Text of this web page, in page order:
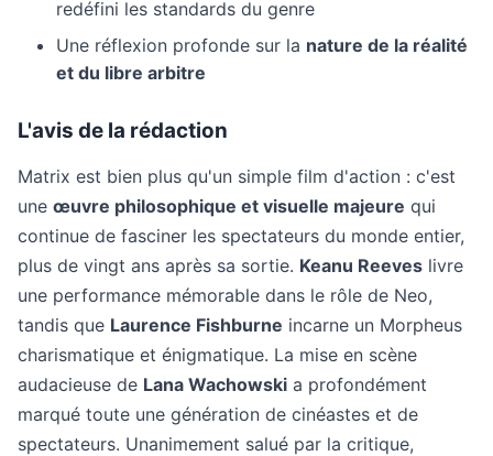
redéfini les standards du genre
Une réflexion profonde sur la nature de la réalité
et du libre arbitre
L'avis de la rédaction
Matrix est bien plus qu'un simple film d'action : c'est
une œuvre philosophique et visuelle majeure qui
continue de fasciner les spectateurs du monde entier,
plus de vingt ans après sa sortie. Keanu Reeves livre
une performance mémorable dans le rôle de Neo,
tandis que Laurence Fishburne incarne un Morpheus
charismatique et énigmatique. La mise en scène
audacieuse de Lana Wachowski a profondément
marqué toute une génération de cinéastes et de
spectateurs. Unanimement salué par la critique,